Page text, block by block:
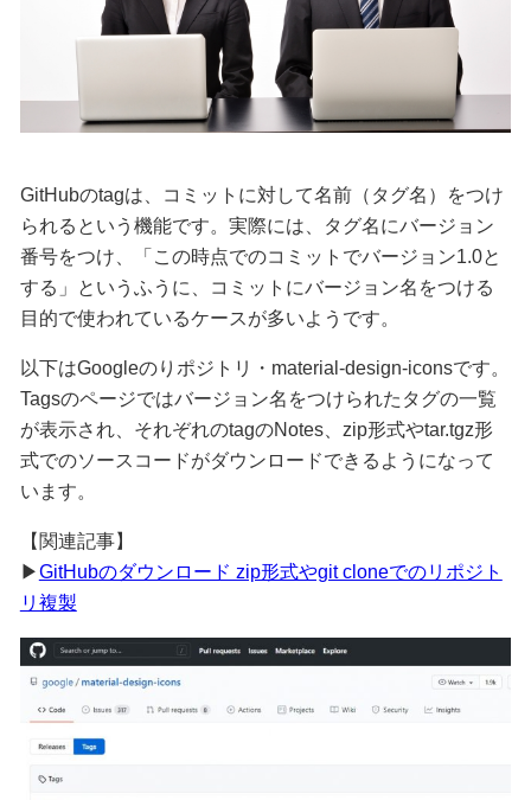
GitHubのtagは、コミットに対して名前（タグ名）をつけ
られるという機能です。実際には、タグ名にバージョン
番号をつけ、「この時点でのコミットでバージョン1.0と
する」というふうに、コミットにバージョン名をつける
目的で使われているケースが多いようです。
以下はGoogleのりポジトリ・material-design-iconsです。
Tagsのページではバージョン名をつけられたタグの一覧
が表示され、それぞれのtagのNotes、zip形式やtar.tgz形
式でのソースコードがダウンロードできるようになって
います。
【関連記事】
▶GitHubのダウンロード zip形式やgit cloneでのリポジト
リ複製